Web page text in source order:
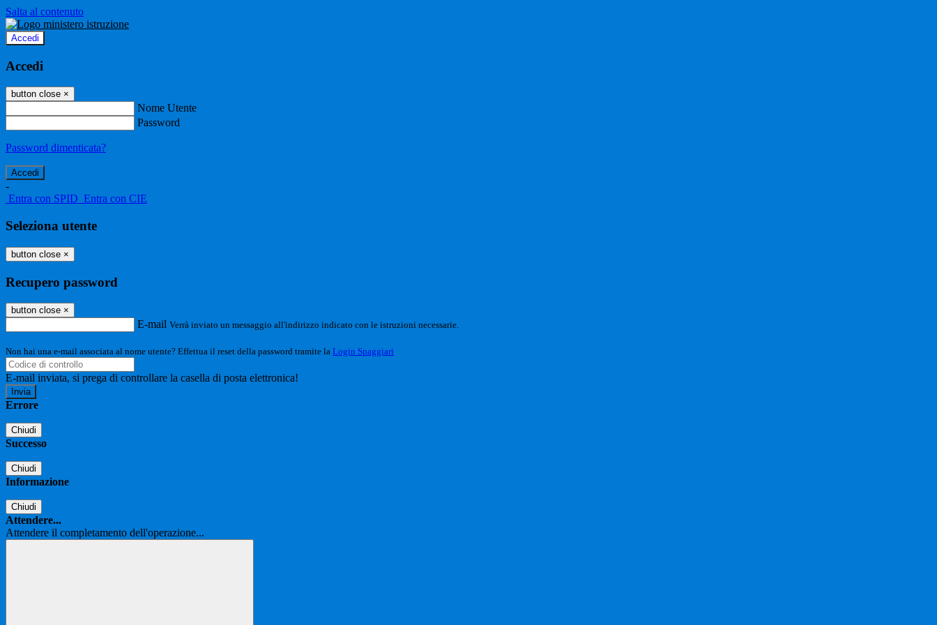
Salta al contenuto
Accedi
Accedi
button close ×
Nome Utente
Password
Password dimenticata?
-
Entra con SPID Entra con CIE
Seleziona utente
button close ×
Recupero password
button close ×
E-mail Verrà inviato un messaggio all'indirizzo indicato con le istruzioni necessarie.
Non hai una e-mail associata al nome utente? Effettua il reset della password tramite la Login Spaggiari
E-mail inviata, si prega di controllare la casella di posta elettronica!
Errore
Chiudi
Successo
Chiudi
Informazione
Chiudi
Attendere...
Attendere il completamento dell'operazione...